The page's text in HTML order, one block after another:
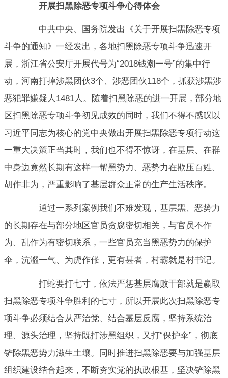
开展扫黑除恶专项斗争心得体会
中共中央、国务院发出《关于开展扫黑除恶专项
斗争的通知》一经发出，各地扫黑除恶专项斗争迅速开
展，浙江省公安厅开展代号为“2018钱潮一号”的集中行
动，河南打掉涉黑团伙3个、涉恶团伙118个，抓获涉黑涉
恶犯罪嫌疑人1481人。随着扫黑除恶的进一开展，部分地
区扫黑除恶专项斗争初见成效的同时，我们不得不感叹以
习近平同志为核心的党中央做出开展扫黑除恶专项行动这
一重大决策正当其时，我们也不得不惊讶，在基层、在群
中身边竟然长期有这样一帮黑势力、恶势力在欺压百姓、
胡作非为，严重影响了基层群众正常的生产生活秩序。
通过一系列案例我们不难发现，基层黑、恶势力
的长期存在与部分地区官员贪腐密切相关，与官员不作
为、乱作为有密切联系，一些官员充当黑恶势力的保护
伞，沆瀣一气、为虎作伥，更有甚者，村霸就是村书记。
打蛇要打七寸，依法严惩基层腐败干部就是赢取
扫黑除恶专项斗争胜利的七寸，所以开展此次扫黑除恶专
项斗争必须结合从严治党、结合基层反腐，坚持系统治
理、源头治理，坚持既打涉黑组织，又打“保护伞”，彻底
铲除黑恶势力滋生土壤。同时推进扫黑除恶要与加强基层
组织建设结合起来，不断夯实党的执政根基，坚决铲除黑